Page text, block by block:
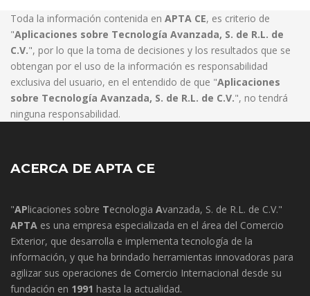
Toda la información contenida en APTA CE, es criterio de
"Aplicaciones sobre Tecnología Avanzada, S. de R.L. de
C.V.", por lo que la toma de decisiones y los resultados que se
obtengan por el uso de la información es responsabilidad
exclusiva del usuario, en el entendido de que "Aplicaciones
sobre Tecnología Avanzada, S. de R.L. de C.V.", no tendrá
ninguna responsabilidad.
ACERCA DE APTA CE
"APlicaciones sobre Tecnologia Avanzada, S. de R.L. de C.V."
APTA es una empresa especializada en el área del Comercio
Exterior, que desarrolla e implementa tecnología de la
información, y que ha brindado herramientas innovadoras para
agilizar sus operaciones de Comercio Internacional desde su
fundación en 1991 hasta la actualidad.